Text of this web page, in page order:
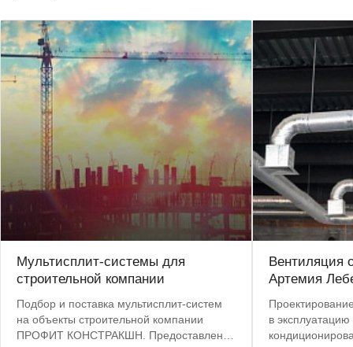
Мультисплит-системы для
строительной компании
Подбор и поставка мультисплит-систем
на объекты строительной компании
ПРОФИТ КОНСТРАКШН. Предоставлена
Вентиляция
Артемия
в